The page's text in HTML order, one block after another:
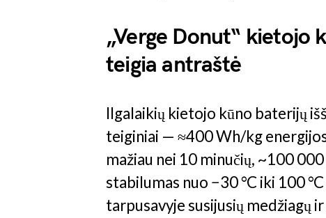
„Verge Donut“ kietojo
teigia antraštė
Ilgalaikių kietojo kūno baterijų
teiginiai — ≈400 Wh/kg
mažiau nei 10 minučių, ~100
stabilumas nuo −30 °C iki 100
tarpusavyje susijusių medžiagų